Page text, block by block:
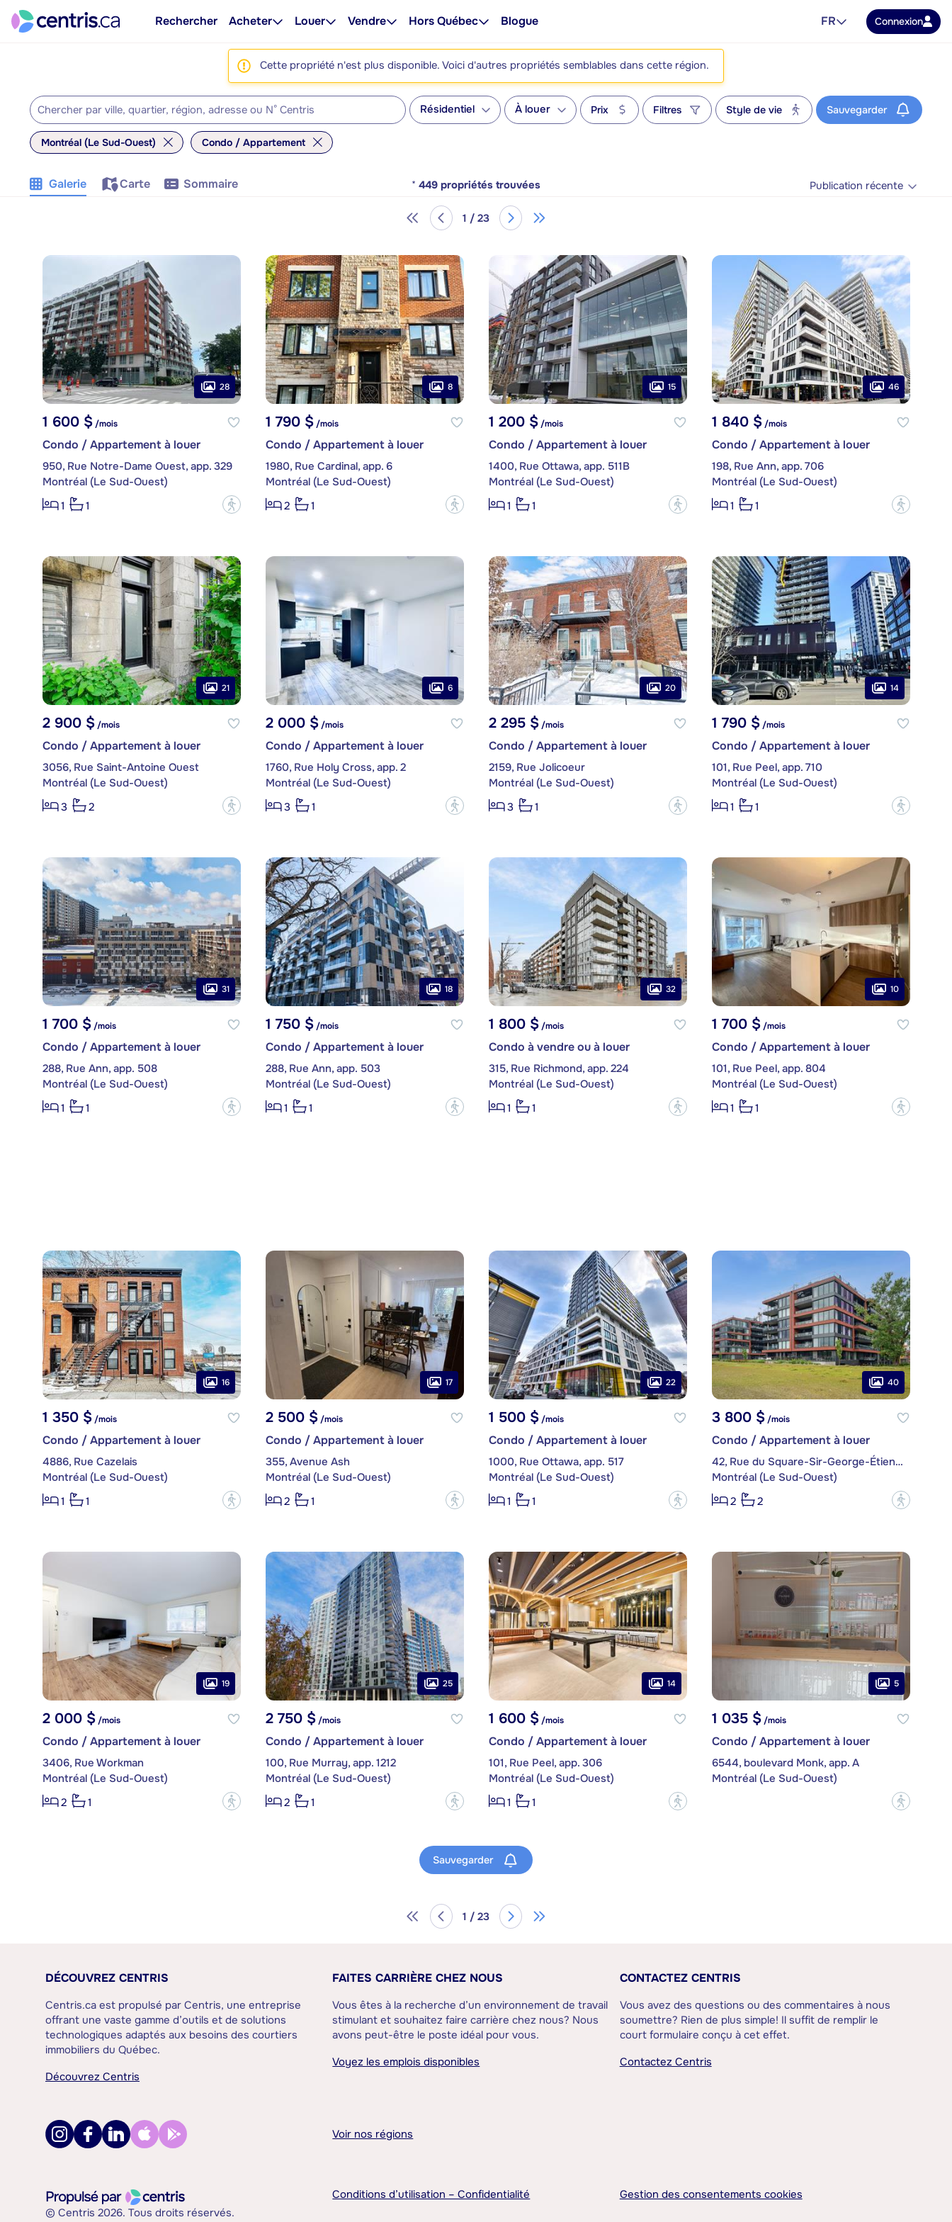
Rechercher Acheter Louer Vendre Hors Québec Blogue FR Connexion
Cette propriété n'est plus disponible. Voici d'autres propriétés semblables dans cette région.
Résidentiel À louer Prix Filtres Style de vie Sauvegarder
Montréal (Le Sud-Ouest) Condo / Appartement
Galerie Carte Sommaire * 449 propriétés trouvées Publication récente
1 / 23
28
1 600 $/mois
Condo / Appartement à louer
950, Rue Notre-Dame Ouest, app. 329
Montréal (Le Sud-Ouest)
1
1 ?
8
1 790 $/mois
Condo / Appartement à louer
1980, Rue Cardinal, app. 6
Montréal (Le Sud-Ouest)
2
1 ?
15
1 200 $/mois
Condo / Appartement à louer
1400, Rue Ottawa, app. 511B
Montréal (Le Sud-Ouest)
1
1 ?
46
1 840 $/mois
Condo / Appartement à louer
198, Rue Ann, app. 706
Montréal (Le Sud-Ouest)
1
1 ?
21
2 900 $/mois
Condo / Appartement à louer
3056, Rue Saint-Antoine Ouest
Montréal (Le Sud-Ouest)
3
2 ?
6
2 000 $/mois
Condo / Appartement à louer
1760, Rue Holy Cross, app. 2
Montréal (Le Sud-Ouest)
3
1 ?
20
2 295 $/mois
Condo / Appartement à louer
2159, Rue Jolicoeur
Montréal (Le Sud-Ouest)
3
1 ?
14
1 790 $/mois
Condo / Appartement à louer
101, Rue Peel, app. 710
Montréal (Le Sud-Ouest)
1
1 ?
31
1 700 $/mois
Condo / Appartement à louer
288, Rue Ann, app. 508
Montréal (Le Sud-Ouest)
1
1 ?
18
1 750 $/mois
Condo / Appartement à louer
288, Rue Ann, app. 503
Montréal (Le Sud-Ouest)
1
1 ?
32
1 800 $/mois
Condo à vendre ou à louer
315, Rue Richmond, app. 224
Montréal (Le Sud-Ouest)
1
1 ?
10
1 700 $/mois
Condo / Appartement à louer
101, Rue Peel, app. 804
Montréal (Le Sud-Ouest)
1
1 ?
16
1 350 $/mois
Condo / Appartement à louer
4886, Rue Cazelais
Montréal (Le Sud-Ouest)
1
1 ?
17
2 500 $/mois
Condo / Appartement à louer
355, Avenue Ash
Montréal (Le Sud-Ouest)
2
1 ?
22
1 500 $/mois
Condo / Appartement à louer
1000, Rue Ottawa, app. 517
Montréal (Le Sud-Ouest)
1
1 ?
40
3 800 $/mois
Condo / Appartement à louer
42, Rue du Square-Sir-George-Étienne-Cartier, app. 611
Montréal (Le Sud-Ouest)
2
2 ?
19
2 000 $/mois
Condo / Appartement à louer
3406, Rue Workman
Montréal (Le Sud-Ouest)
2
1 ?
25
2 750 $/mois
Condo / Appartement à louer
100, Rue Murray, app. 1212
Montréal (Le Sud-Ouest)
2
1 ?
14
1 600 $/mois
Condo / Appartement à louer
101, Rue Peel, app. 306
Montréal (Le Sud-Ouest)
1
1 ?
5
1 035 $/mois
Condo / Appartement à louer
6544, boulevard Monk, app. A
Montréal (Le Sud-Ouest)
?
Sauvegarder
1 / 23
DÉCOUVREZ CENTRIS
Centris.ca est propulsé par Centris, une entreprise
offrant une vaste gamme d’outils et de solutions
technologiques adaptés aux besoins des courtiers
immobiliers du Québec.
Découvrez Centris
FAITES CARRIÈRE CHEZ NOUS
Vous êtes à la recherche d’un environnement de travail
stimulant et souhaitez faire carrière chez nous? Nous
avons peut-être le poste idéal pour vous.
Voyez les emplois disponibles
CONTACTEZ CENTRIS
Vous avez des questions ou des commentaires à nous
soumettre? Rien de plus simple! Il suffit de remplir le
court formulaire conçu à cet effet.
Contactez Centris
Voir nos régions
© Centris 2026. Tous droits réservés.
Conditions d’utilisation – Confidentialité Gestion des consentements cookies